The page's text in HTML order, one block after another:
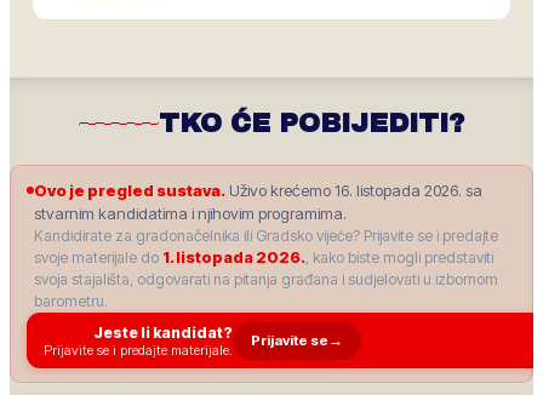
TKO ĆE POBIJEDITI?
Ovo je pregled sustava. Uživo krećemo 16. listopada 2026. sa
stvarnim kandidatima i njihovim programima.
Kandidirate za gradonačelnika ili Gradsko vijeće? Prijavite se i predajte
svoje materijale do 1. listopada 2026., kako biste mogli predstaviti
svoja stajališta, odgovarati na pitanja građana i sudjelovati u izbornom
barometru.
Jeste li kandidat?
Prijavite se i predajte materijale.
Prijavite se →